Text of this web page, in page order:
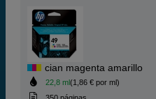
cian magenta amarillo
22,8 ml(1,86 € por ml)